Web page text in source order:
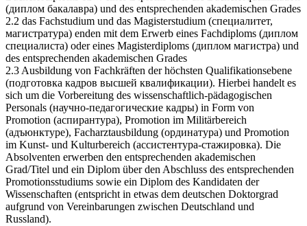
(диплом бакалавра) und des entsprechenden akademischen Grades
2.2 das Fachstudium und das Magisterstudium (специалитет,
магистратура) enden mit dem Erwerb eines Fachdiploms (диплом
специалиста) oder eines Magisterdiploms (диплом магистра) und
des entsprechenden akademischen Grades
2.3 Ausbildung von Fachkräften der höchsten Qualifikationsebene
(подготовка кадров высшей квалификации). Hierbei handelt es
sich um die Vorbereitung des wissenschaftlich-pädagogischen
Personals (научно-педагогические кадры) in Form von
Promotion (аспирантура), Promotion im Militärbereich
(адъюнктуре), Facharztausbildung (ординатура) und Promotion
im Kunst- und Kulturbereich (ассистентура-стажировка). Die
Absolventen erwerben den entsprechenden akademischen
Grad/Titel und ein Diplom über den Abschluss des entsprechenden
Promotionsstudiums sowie ein Diplom des Kandidaten der
Wissenschaften (entspricht in etwas dem deutschen Doktorgrad
aufgrund von Vereinbarungen zwischen Deutschland und
Russland).